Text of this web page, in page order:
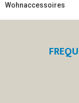
Wohnaccessoires